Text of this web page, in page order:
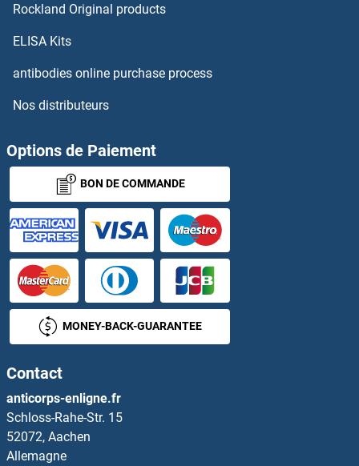
Thymopoietin Kits ELISA
Thymosin alpha 1 Kits ELISA
Thymosin beta 10 Kits ELISA
Thyroglobulin Kits ELISA
Thyroid Hormone Receptor, beta Kits ELISA
Thyroperoxidase Kits ELISA
Thyrotrophic Embryonic Factor Kits ELISA
Thyroxine T4 Kits ELISA
TICAM1 Kits ELISA
TIE1 Kits ELISA
TIGIT Kits ELISA
Rockland Original products
ELISA Kits
antibodies online purchase process
Nos distributeurs
Options de Paiement
BON DE COMMANDE
MONEY-BACK-GUARANTEE
Contact
anticorps-enligne.fr
Schloss-Rahe-Str. 15
52072, Aachen
Allemagne